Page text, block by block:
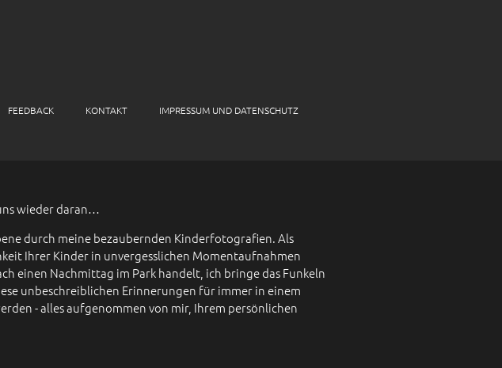
FEEDBACK KONTAKT IMPRESSUM UND DATENSCHUTZ
wieder daran…
durch meine bezaubernden Kinderfotografien. Als
Ihrer Kinder in unvergesslichen Momentaufnahmen
einen Nachmittag im Park handelt, ich bringe das Funkeln
unbeschreiblichen Erinnerungen für immer in einem
- alles aufgenommen von mir, Ihrem persönlichen